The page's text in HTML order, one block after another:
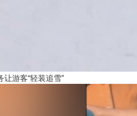
游客“轻装追雪”